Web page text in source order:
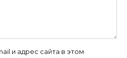
и адрес сайта в этом